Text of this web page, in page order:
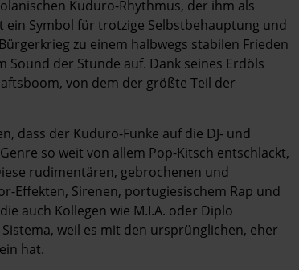
Kuduro-Rhythmus, der ihm als
Symbol für trotzige Selbstbehauptung und
zu einem halbwegs stabilen Frieden
der Stunde auf. Dank seines Erdöls
von dem der größte Teil der
dass der Kuduro-Funke auf die DJ- und
so weit von allem Pop-Kitsch entschlackt,
rudimentären, gebrochenen und
Effekten, Sirenen, portugiesischem Rap und
auch Kollegen wie M.I.A. oder Diplo
weil es mit den ursprünglichen, eher
hat.